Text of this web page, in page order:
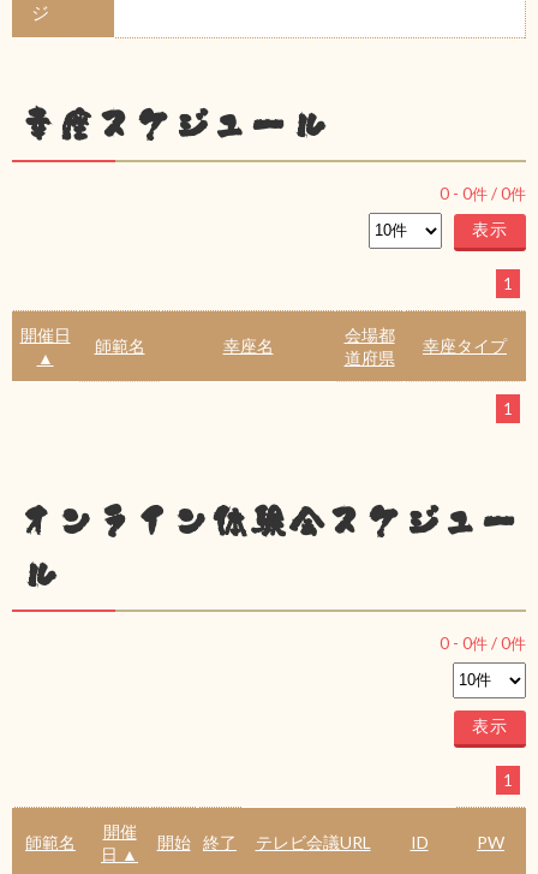
ジ
幸座スケジュール
0 - 0件 /0件
1
開催日
▲
師範名 幸座名
会場都
道府県
幸座タイプ
1
オンライン体験会スケジュー
ル
0 - 0件 /0件
1
師範名
開催
日 ▲
開始 終了 テレビ会議URL ID PW